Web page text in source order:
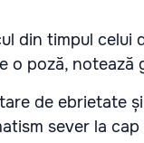
din timpul celui
o poză, notează
de ebrietate
sever la